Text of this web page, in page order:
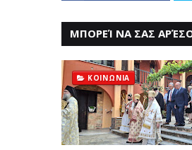
ΜΠΟΡΕΊ ΝΑ ΣΑΣ
ΚΟΙΝΩΝΙΑ